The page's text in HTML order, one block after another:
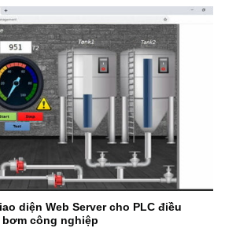
diện Web Server cho PLC điều
bơm công nghiệp